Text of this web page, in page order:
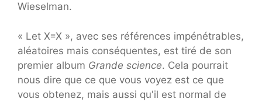
Wieselman.
« Let X=X », avec ses références impénétrables,
aléatoires mais conséquentes, est tiré de son
premier album Grande science. Cela pourrait
nous dire que ce que vous voyez est ce que
vous obtenez, mais aussi qu'il est normal de